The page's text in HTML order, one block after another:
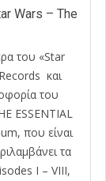
Wars – The
του «Star
και
του
ESSENTIAL
που είναι
τα
I – VIII,